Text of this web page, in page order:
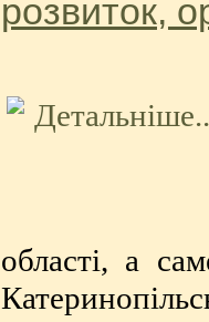
розвиток,
області, а